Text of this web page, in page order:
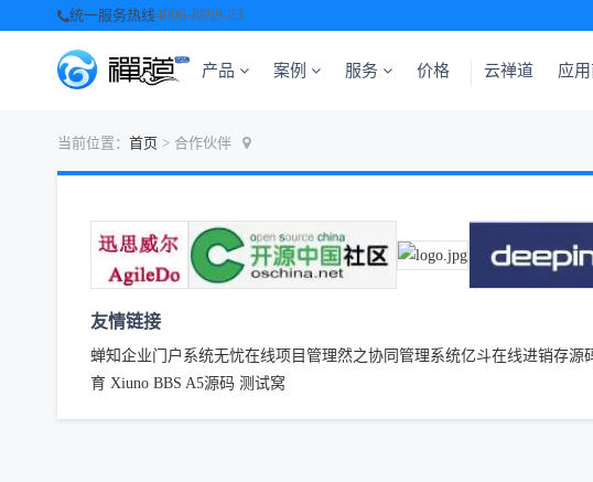
统一服务热线4006-8899-23
产品 案例 服务 价格 云禅道 应
当前位置： 首页 > 合作伙伴
友情链接
蝉知企业门户系统无忧在线项目管理然之协同管理系统亿斗在线进销存源
育 Xiuno BBS A5源码 测试窝